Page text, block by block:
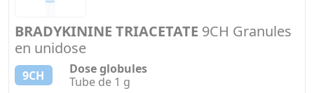
BRADYKININE TRIACETATE 9CH Granules
en unidose
9CH
Dose globules
Tube de 1 g